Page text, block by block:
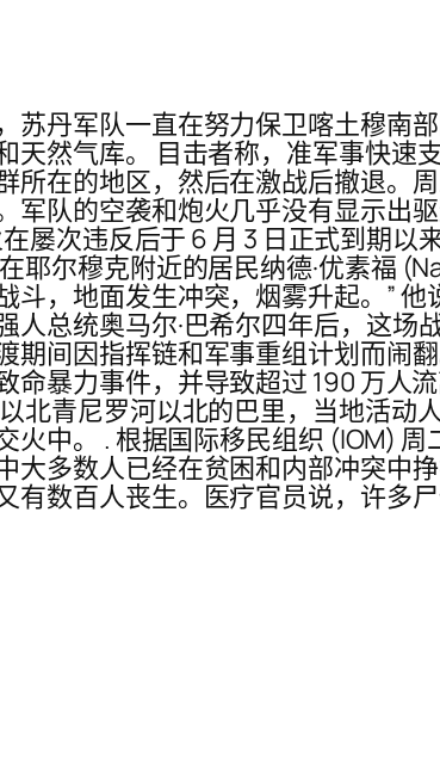
苏丹军队一直在努力保卫喀土穆南
天然气库。 目击者称，准军事快速
所在的地区，然后在激战后撤退。
军队的空袭和炮火几乎没有显示出
在屡次违反后于 6 月 3 日正式到期
耶尔穆克附近的居民纳德·优素福
斗，地面发生冲突，烟雾升起。”
人总统奥马尔·巴希尔四年后，这
期间因指挥链和军事重组计划而闹
命暴力事件，并导致超过 190 万人
北青尼罗河以北的巴里，当地活动
火中。 . 根据国际移民组织 (IOM)
大多数人已经在贫困和内部冲突中
有数百人丧生。医疗官员说，许多